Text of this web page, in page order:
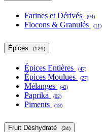
Farines et Dérivés (04)
Flocons & Granulés (11)
Épices (129)
Épices Entières (47)
Épices Moulues (27)
Mélanges (42)
Paprika (02)
Piments (19)
Fruit Déshydraté (34)